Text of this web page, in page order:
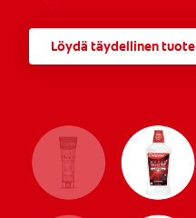
Löydä täydellinen tuote